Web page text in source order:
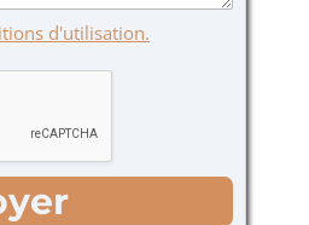
d'utilisation.